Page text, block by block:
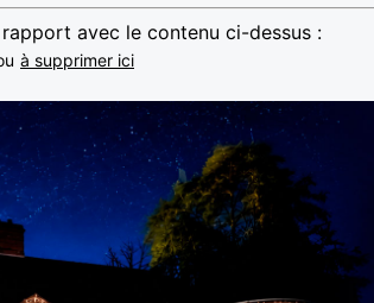
avec le contenu ci-dessus :
à supprimer ici